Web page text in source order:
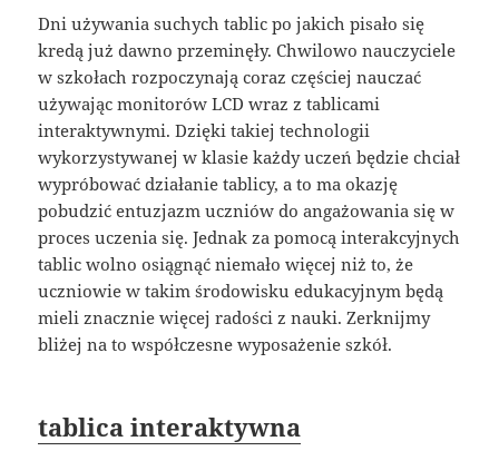
Dni używania suchych tablic po jakich pisało się
kredą już dawno przeminęły. Chwilowo nauczyciele
w szkołach rozpoczynają coraz częściej nauczać
używając monitorów LCD wraz z tablicami
interaktywnymi. Dzięki takiej technologii
wykorzystywanej w klasie każdy uczeń będzie chciał
wypróbować działanie tablicy, a to ma okazję
pobudzić entuzjazm uczniów do angażowania się w
proces uczenia się. Jednak za pomocą interakcyjnych
tablic wolno osiągnąć niemało więcej niż to, że
uczniowie w takim środowisku edukacyjnym będą
mieli znacznie więcej radości z nauki. Zerknijmy
bliżej na to współczesne wyposażenie szkół.
tablica interaktywna